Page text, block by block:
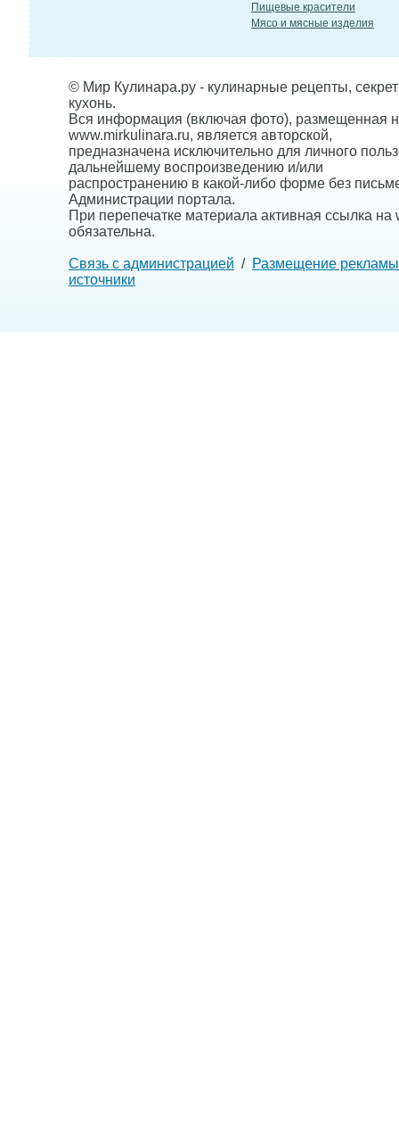
Пищевые красители
Мясо и мясные изделия
© Мир Кулинара.ру - кулинарные рецепты,
кухонь.
Вся информация (включая фото), размещенная
www.mirkulinara.ru, является авторской,
предназначена исключительно для личного
дальнейшему воспроизведению и/или
распространению в какой-либо форме без
Администрации портала.
При перепечатке материала активная ссылка на
обязательна.
Связь с администрацией / Размещение рекламы
источники